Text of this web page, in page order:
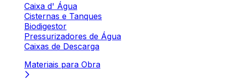
Caixa d' Água
Cisternas e Tanques
Biodigestor
Pressurizadores de Água
Caixas de Descarga
Materiais para Obra